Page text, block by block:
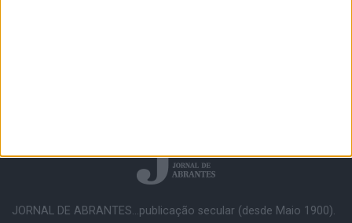
JORNAL DE ABRANTES...publicação secular (desde Maio 1900).